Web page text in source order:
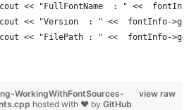
<< "FullFontName  : " <<
<< "Version  : " <<  fontInfo-
<< "FilePath : " <<  fontInfo-
view raw
WorkingWithFontSources-
hosted with ❤ by GitHub